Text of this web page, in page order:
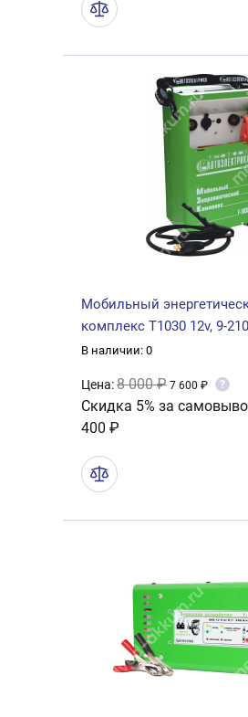
Мобильный
комплекс Т1030 12v, 9-
В наличии: 0
Цена:8 000 ₽ 7 600 ₽ ?
Скидка 5% за
400 ₽